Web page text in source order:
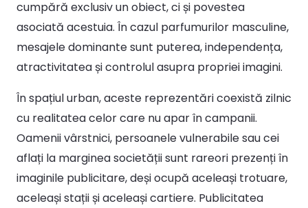
cumpără exclusiv un obiect, ci și povestea
asociată acestuia. În cazul parfumurilor masculine,
mesajele dominante sunt puterea, independența,
atractivitatea și controlul asupra propriei imagini.
În spațiul urban, aceste reprezentări coexistă zilnic
cu realitatea celor care nu apar în campanii.
Oamenii vârstnici, persoanele vulnerabile sau cei
aflați la marginea societății sunt rareori prezenți în
imaginile publicitare, deși ocupă aceleași trotuare,
aceleași stații și aceleași cartiere. Publicitatea